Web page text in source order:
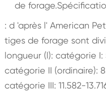
de
: d 'après l' American
tiges de forage sont
longueur (l): catégorie I:
catégorie II (ordinaire):
catégorie III: 11.582-